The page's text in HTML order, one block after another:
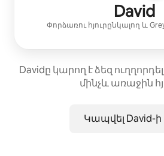
David
Փորձառու հյուրընկալող և
Davidը կարող է ձեզ
մինչև առաջին
Կապվել David-